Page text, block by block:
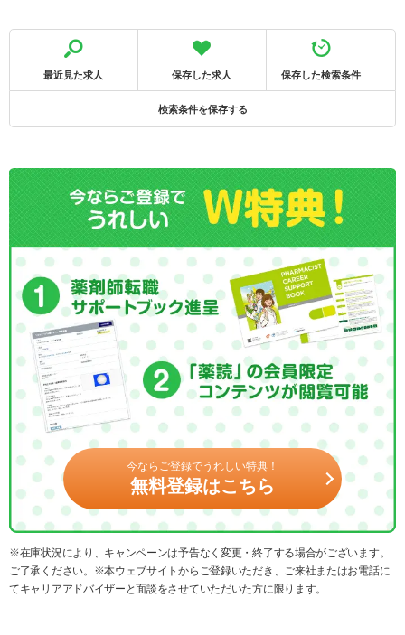
最近見た求人 保存した求人 保存した検索条件
検索条件を保存する
今ならご登録でうれしい特典！
無料登録はこちら
※在庫状況により、キャンペーンは予告なく変更・終了する場合がございます。
ご了承ください。※本ウェブサイトからご登録いただき、ご来社またはお電話に
てキャリアアドバイザーと面談をさせていただいた方に限ります。